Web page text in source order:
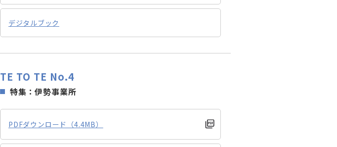
デジタルブック
TE TO TE No.4
特集：伊勢事業所
PDFダウンロード（4.4MB）